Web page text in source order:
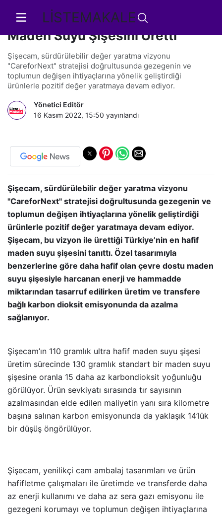
LİSTEMAKALE
Şişecam, Türkiye’nin En Hafif
Maden Suyu Şişesini Üretti
Şişecam, sürdürülebilir değer yaratma vizyonu
"CareforNext" stratejisi doğrultusunda gezegenin ve
toplumun değişen ihtiyaçlarına yönelik geliştirdiği
ürünlerle pozitif değer yaratmaya devam ediyor.
Yönetici Editör
16 Kasım 2022, 15:50 yayınlandı
Şişecam, sürdürülebilir değer yaratma vizyonu
"CareforNext" stratejisi doğrultusunda gezegenin ve
toplumun değişen ihtiyaçlarına yönelik geliştirdiği
ürünlerle pozitif değer yaratmaya devam ediyor.
Şişecam, bu vizyon ile ürettiği Türkiye’nin en hafif
maden suyu şişesini tanıttı. Özel tasarımıyla
benzerlerine göre daha hafif olan çevre dostu maden
suyu şişesiyle harcanan enerji ve hammadde
miktarından tasarruf edilirken üretim ve transfere
bağlı karbon dioksit emisyonunda da azalma
sağlanıyor.
Şişecam’ın 110 gramlık ultra hafif maden suyu şişesi
üretim sürecinde 130 gramlık standart bir maden suyu
şişesine oranla 15 daha az karbondioksit yoğunluğu
görülüyor. Ürün sevkiyatı sırasında tır sayısının
azalmasından elde edilen maliyetin yanı sıra kilometre
başına salınan karbon emisyonunda da yaklaşık 14’lük
bir düşüş öngörülüyor.
Şişecam, yenilikçi cam ambalaj tasarımları ve ürün
hafifletme çalışmaları ile üretimde ve transferde daha
az enerji kullanımı ve daha az sera gazı emisyonu ile
gezegeni korumayı ve toplumun değişen ihtiyaçlarına